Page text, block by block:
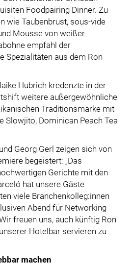
Foodpairing Dinner. Zu
wie Taubenbrust, sous-vide
Mousse von weißer
empfahl der
Spezialitäten aus dem Ron
Hubrich kredenzte in der
weitere außergewöhnliche
Traditionsmarke mit
Slowjito, Dominican Peach Tea
Georg Gerl zeigen sich von
begeistert: „Das
Gerichte mit den
hat unsere Gäste
viele Branchenkolleg:innen
Abend für Networking
freuen uns, auch künftig Ron
Hotelbar servieren zu
machen